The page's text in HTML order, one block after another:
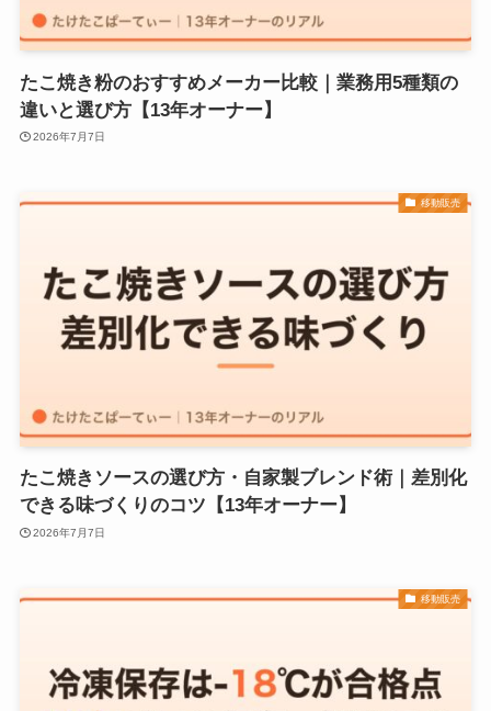
たこ焼き粉のおすすめメーカー比較｜業務用5種類の
違いと選び方【13年オーナー】
2026年7月7日
移動販売
たこ焼きソースの選び方・自家製ブレンド術｜差別化
できる味づくりのコツ【13年オーナー】
2026年7月7日
移動販売